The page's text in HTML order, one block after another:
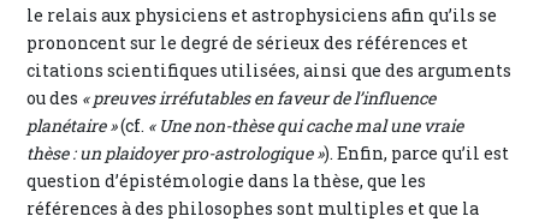
le relais aux physiciens et astrophysiciens afin qu’ils se
prononcent sur le degré de sérieux des références et
citations scientifiques utilisées, ainsi que des arguments
ou des « preuves irréfutables en faveur de l’influence
planétaire »(cf. « Une non-thèse qui cache mal une vraie
thèse : un plaidoyer pro-astrologique »). Enfin, parce qu’il est
question d’épistémologie dans la thèse, que les
références à des philosophes sont multiples et que la